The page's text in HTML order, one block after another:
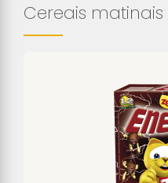
Cereais matinais